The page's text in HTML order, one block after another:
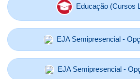
Educação (Cursos
EJA Semipresencial -
EJA Semipresencial -